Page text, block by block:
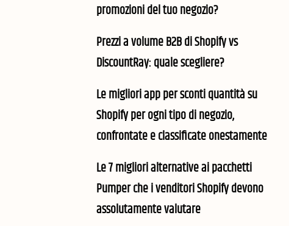
promozioni del tuo negozio?
Prezzi a volume B2B di Shopify vs
DiscountRay: quale scegliere?
Le migliori app per sconti quantità su
Shopify per ogni tipo di negozio,
confrontate e classificate onestamente
Le 7 migliori alternative ai pacchetti
Pumper che i venditori Shopify devono
assolutamente valutare